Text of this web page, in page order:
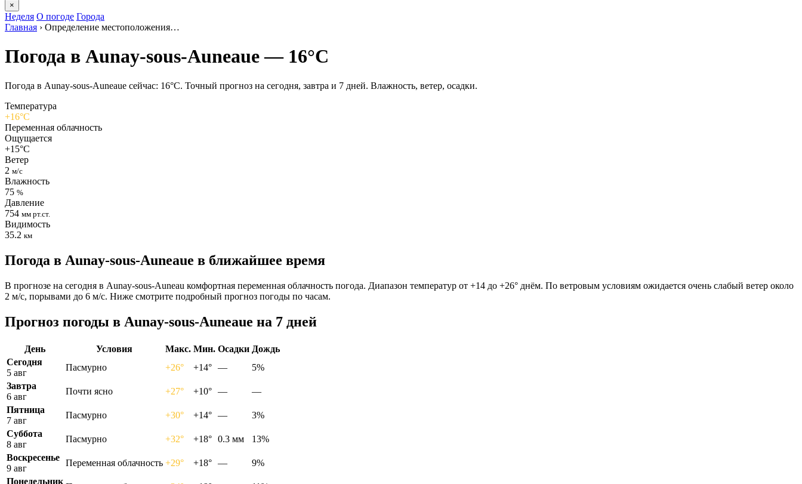
×
Неделя О погоде Города
Главная › Определение местоположения…
Погода в Aunay-sous-Auneauе — 16°C
Погода в Aunay-sous-Auneauе сейчас: 16°C. Точный прогноз на сегодня, завтра и 7 дней. Влажность, ветер, осадки.
Температура
+16°C
Переменная облачность
Ощущается
+15°C
Ветер
2 м/с
Влажность
75 %
Давление
754 мм рт.ст.
Видимость
35.2 км
Погода в Aunay-sous-Auneauе в ближайшее время
В прогнозе на сегодня в Aunay-sous-Auneau комфортная переменная облачность погода. Диапазон температур от +14 до +26° днём. По ветровым условиям ожидается очень слабый ветер около
2 м/с, порывами до 6 м/с. Ниже смотрите подробный прогноз погоды по часам.
Прогноз погоды в Aunay-sous-Auneauе на 7 дней
День Условия Макс. Мин. Осадки Дождь
Сегодня
5 авг
Пасмурно +26° +14° —
5%
Завтра
6 авг
Почти ясно +27° +10° —
—
Пятница
7 авг
Пасмурно +30° +14° —
3%
Суббота
8 авг
Пасмурно +32° +18° 0.3 мм
13%
Воскресенье
9 авг
Переменная облачность +29° +18° —
9%
Понедельник